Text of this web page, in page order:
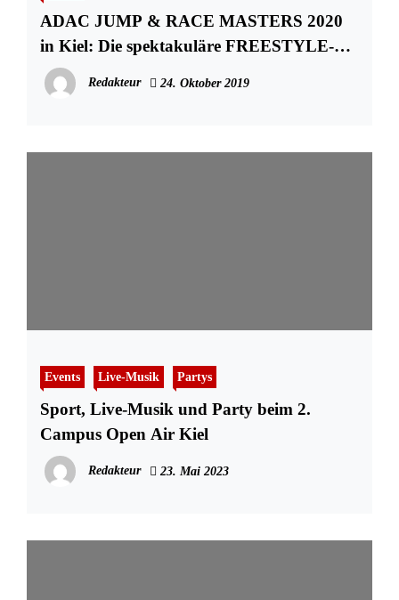
ADAC JUMP & RACE MASTERS 2020
in Kiel: Die spektakuläre FREESTYLE-
SHOW
Redakteur 24. Oktober 2019
Events Live-Musik Partys
Sport, Live-Musik und Party beim 2.
Campus Open Air Kiel
Redakteur 23. Mai 2023